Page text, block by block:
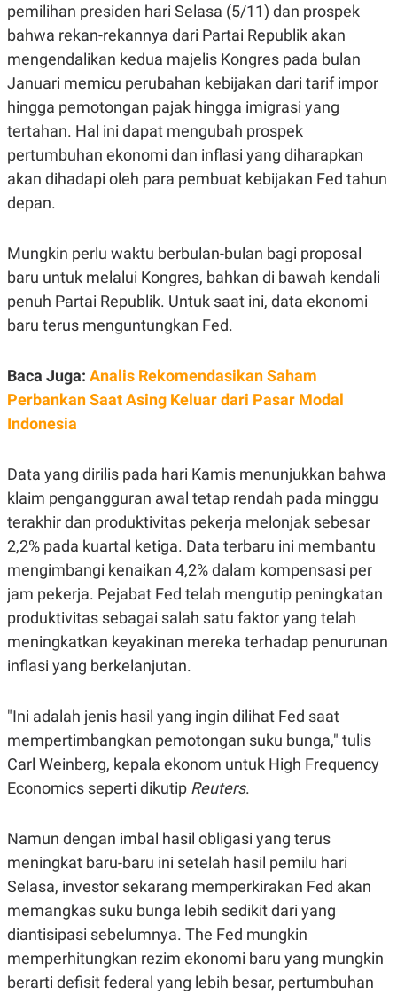
A
N
G
G
A
N
A
N
C
E
T
A
K
K
I
N
E
R
A
E
M
I
E
N
P
A
P
R
D
V
E
T
I
S
G
K
G
M
I
A
.
D
SITEMAPPROFILETERM
USE
PEDOMAN
PEMBERITAAN
SIBER
POLICY
pemilihan presiden hari Selasa (5/11) dan prospek
bahwa rekan-rekannya dari Partai Republik akan
mengendalikan kedua majelis Kongres pada bulan
Januari memicu perubahan kebijakan dari tarif impor
hingga pemotongan pajak hingga imigrasi yang
tertahan. Hal ini dapat mengubah prospek
pertumbuhan ekonomi dan inflasi yang diharapkan
akan dihadapi oleh para pembuat kebijakan Fed tahun
depan.
Mungkin perlu waktu berbulan-bulan bagi proposal
baru untuk melalui Kongres, bahkan di bawah kendali
penuh Partai Republik. Untuk saat ini, data ekonomi
baru terus menguntungkan Fed.
Baca Juga: Analis Rekomendasikan Saham
Perbankan Saat Asing Keluar dari Pasar Modal
Indonesia
Data yang dirilis pada hari Kamis menunjukkan bahwa
klaim pengangguran awal tetap rendah pada minggu
terakhir dan produktivitas pekerja melonjak sebesar
2,2% pada kuartal ketiga. Data terbaru ini membantu
mengimbangi kenaikan 4,2% dalam kompensasi per
jam pekerja. Pejabat Fed telah mengutip peningkatan
produktivitas sebagai salah satu faktor yang telah
meningkatkan keyakinan mereka terhadap penurunan
inflasi yang berkelanjutan.
"Ini adalah jenis hasil yang ingin dilihat Fed saat
mempertimbangkan pemotongan suku bunga," tulis
Carl Weinberg, kepala ekonom untuk High Frequency
Economics seperti dikutip Reuters.
Namun dengan imbal hasil obligasi yang terus
meningkat baru-baru ini setelah hasil pemilu hari
Selasa, investor sekarang memperkirakan Fed akan
memangkas suku bunga lebih sedikit dari yang
diantisipasi sebelumnya. The Fed mungkin
memperhitungkan rezim ekonomi baru yang mungkin
berarti defisit federal yang lebih besar, pertumbuhan